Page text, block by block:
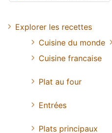
Explorer les recettes
Cuisine du monde
Cuisine francaise
Plat au four
Entrées
Plats principaux